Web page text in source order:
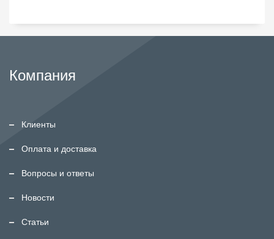
Компания
Клиенты
Оплата и доставка
Вопросы и ответы
Новости
Статьи